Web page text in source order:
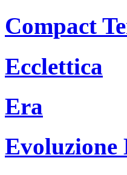
Compact
Ecclettica
Era